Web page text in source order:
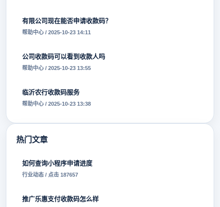
有限公司现在能否申请收款码？
帮助中心 / 2025-10-23 14:11
公司收款码可以看到收款人吗
帮助中心 / 2025-10-23 13:55
临沂农行收款码服务
帮助中心 / 2025-10-23 13:38
热门文章
如何查询小程序申请进度
行业动态 / 点击 187657
推广乐惠支付收款码怎么样